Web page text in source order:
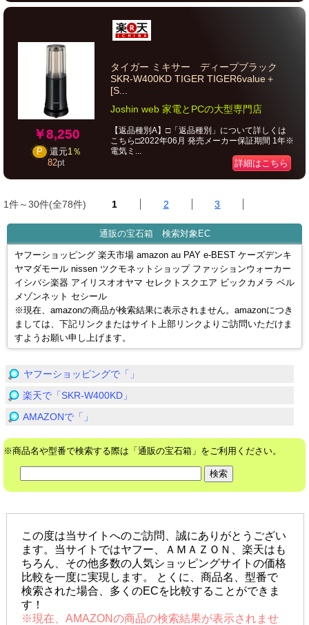
￥8,250
P 還元1％
82pt
タイガー ミキサー ディープブラック
SKR-W400KD TIGER TIGER6value＋
[S...
Joshin web 家電とPCの大型専門店
【返品種別A】□「返品種別」について詳しくは
こちら□2022年06月 発売メーカー保証期間 1年※
電気ミ...
詳細はこちら
1件～30件(全78件) 1 2 3
通販の宝石箱 検索対象EC
ヤフーショッピング 楽天市場 amazon au PAY e-BEST ケーズデンキ
ヤマダモール nissen ツクモネットショップ ファッションウォーカー
イシバシ楽器 アイリスオオヤマ セレクトスクエア ビックカメラ ベル
メゾンネット セシール
※現在、amazonの商品が検索結果に表示されません。amazonにつき
ましては、下記リンクまたはサイト上部リンクよりご訪問いただけま
すようお願い申し上げます。
ヤフーショッピングで「」
楽天で「SKR-W400KD」
AMAZONで「」
※商品名や型番で検索する際は「通販の宝石箱」をご利用ください。
この度は当サイトへのご訪問、誠にありがとうござい
ます。当サイトではヤフー、ＡＭＡＺＯＮ、楽天はも
ちろん、その他多数の人気ショッピングサイトの価格
比較を一度に実現します。 とくに、商品名、型番で
検索された場合、多くのECを比較することができま
す！
※現在、AMAZONの商品の検索結果が表示されませ